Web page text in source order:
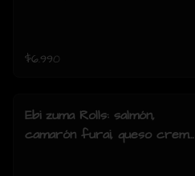
$6.990
Ebi zuma Rolls: salmón,
camarón furai, queso crema,